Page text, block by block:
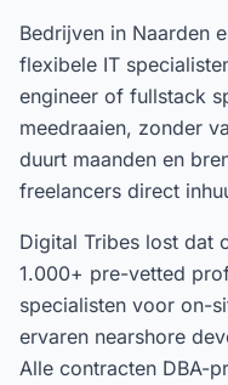
Bedrijven in Naarden
flexibele IT
engineer of fullstack
meedraaien, zonder
duurt maanden en
freelancers direct
Digital Tribes lost dat
1.000+ pre-vetted
specialisten voor on-
ervaren nearshore
Alle contracten DBA-